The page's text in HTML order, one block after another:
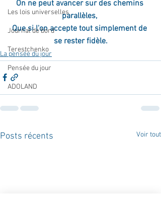
Les lois universelles
Journal de bord
Terestchenko
Pensée du jour
ADOLAND
On ne peut avancer sur des chemins
parallèles,
Que si l'on accepte tout simplement de
se rester fidèle.
La pensée du jour
Posts récents Voir tout